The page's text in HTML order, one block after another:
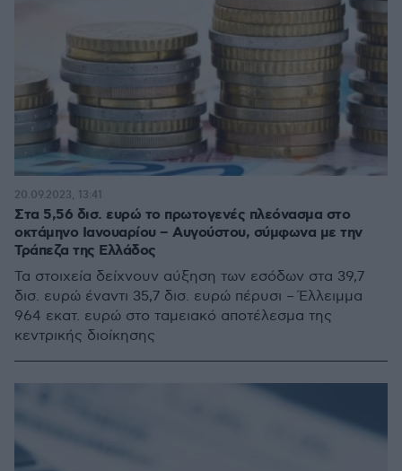
Στα 5,56 δισ. ευρώ το πρωτογενές πλεόνασμα στο
οκτάμηνο Ιανουαρίου – Αυγούστου, σύμφωνα με την
Τράπεζα της Ελλάδος
Τα στοιχεία δείχνουν αύξηση των εσόδων στα 39,7
δισ. ευρώ έναντι 35,7 δισ. ευρώ πέρυσι – Έλλειμμα
964 εκατ. ευρώ στο ταμειακό αποτέλεσμα της
κεντρικής διοίκησης
20.09.2023, 13:41